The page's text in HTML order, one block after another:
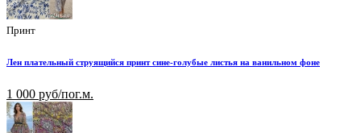
Принт
Лен плательный струящийся принт сине-голубые листья на ванильном фоне
1 000 руб/пог.м.